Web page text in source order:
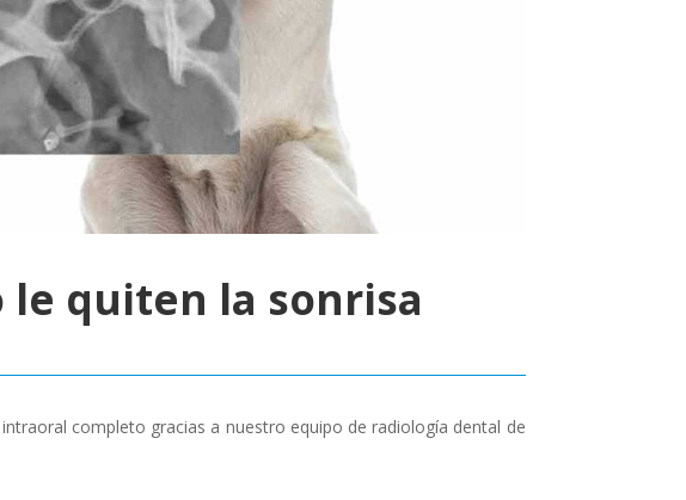
le quiten la sonrisa
completo gracias a nuestro equipo de radiología dental de